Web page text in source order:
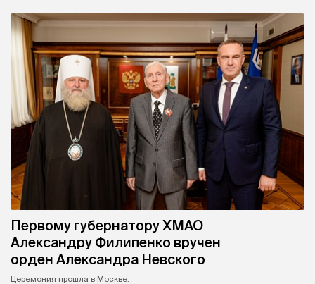
Первому губернатору ХМАО
Александру Филипенко вручен
орден Александра Невского
Церемония прошла в Москве.